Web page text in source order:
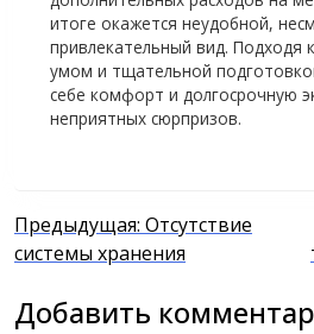
итоге окажется неудобной,
привлекательный вид. Подходя
умом и тщательной
себе комфорт и долгосрочную
неприятных сюрпризов.
Навигация
по
записям
Предыдущая: Отсутствие
системы хранения
Добавить